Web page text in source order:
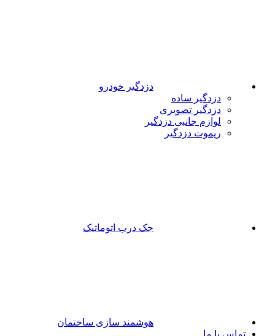
دزدگیر خودرو
دزدگیر ساده
دزدگیر تصویری
لوازم جانبی دزدگیر
ریموت دزدگیر
جک درب اتوماتیک
هوشمند سازی ساختمان
تماس با ما